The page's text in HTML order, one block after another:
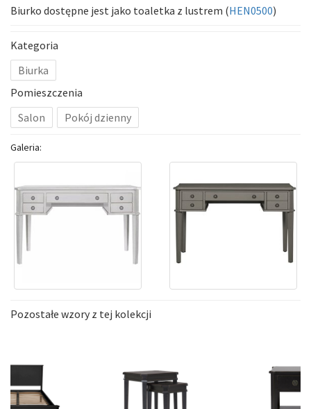
Biurko dostępne jest jako toaletka z lustrem (HEN0500)
Kategoria
Biurka
Pomieszczenia
Salon
Pokój dzienny
Galeria:
Pozostałe wzory z tej kolekcji